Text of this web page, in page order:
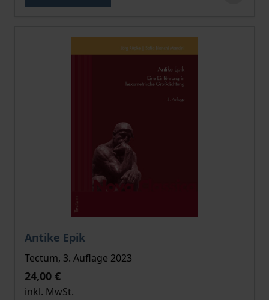
Antike Epik
Der Preis dieses Titels richtet sich nach der
Tectum, 3. Auflage 2023
24,00 €
inkl. MwSt.